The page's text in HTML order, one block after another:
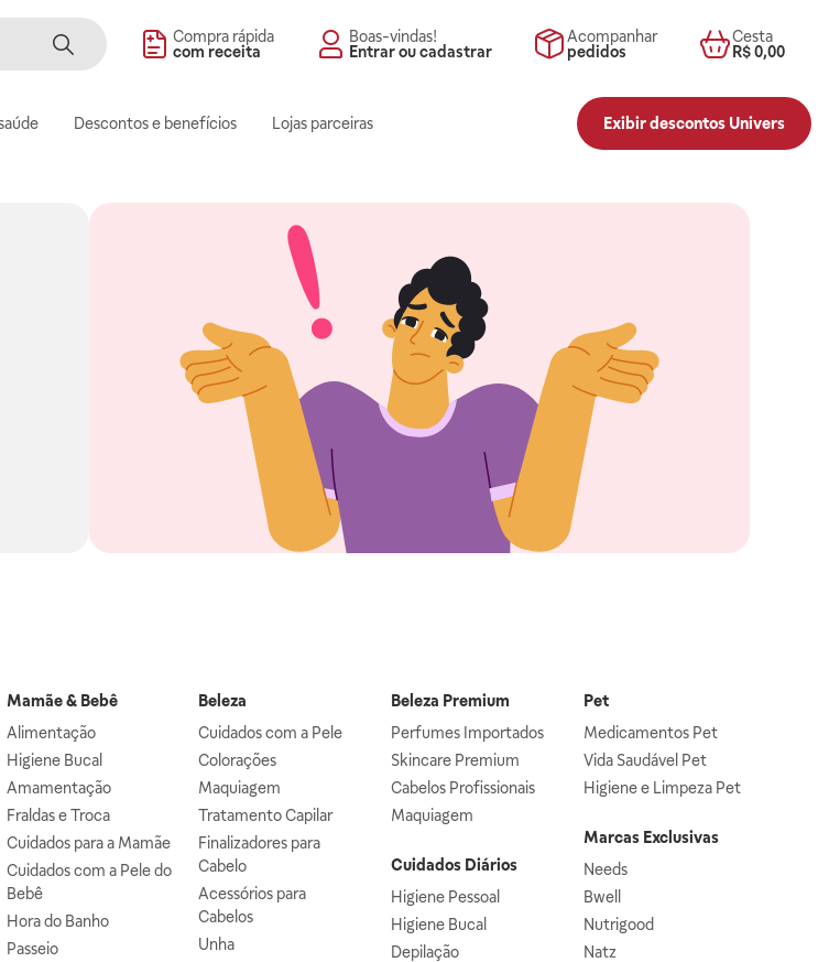
Compra rápida
com receita
Boas-vindas!
Entrar ou cadastrar
Acompanhar
pedidos
Cesta
R$ 0,00
Descontos e benefícios Lojas parceiras Exibir descontos Univers
Mamãe & Bebê
Alimentação
Higiene Bucal
Amamentação
Fraldas e Troca
Cuidados para a Mamãe
Cuidados com a Pele do
Bebê
Hora do Banho
Passeio
Beleza
Cuidados com a Pele
Colorações
Maquiagem
Tratamento Capilar
Finalizadores para
Cabelo
Acessórios para
Cabelos
Unha
Beleza Premium
Perfumes Importados
Skincare Premium
Cabelos Profissionais
Maquiagem
Cuidados Diários
Higiene Pessoal
Higiene Bucal
Depilação
Pet
Medicamentos Pet
Vida Saudável Pet
Higiene e Limpeza Pet
Marcas Exclusivas
Needs
Bwell
Nutrigood
Natz